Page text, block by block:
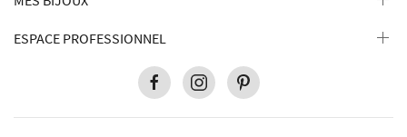
ESPACE PROFESSIONNEL